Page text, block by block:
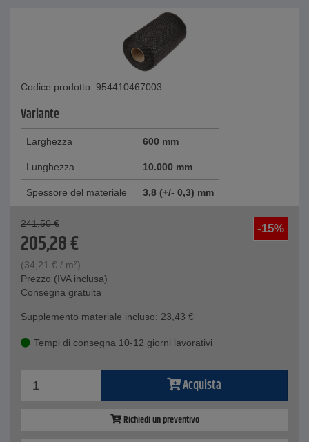
Codice prodotto: 954410467003
Variante
Larghezza 600 mm
Lunghezza 10.000 mm
Spessore del materiale 3,8 (+/- 0,3) mm
-15%
241,50 €
205,28€
(34,21 € / m²)
Prezzo (IVA inclusa)
Consegna gratuita
Supplemento materiale incluso: 23,43 €
Tempi di consegna 10-12 giorni lavorativi
Acquista
Richiedi un preventivo